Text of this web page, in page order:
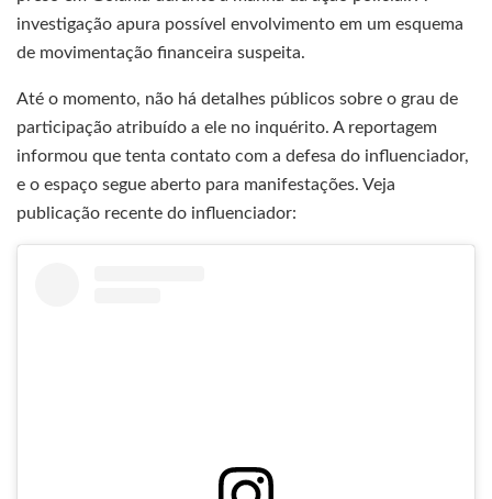
investigação apura possível envolvimento em um esquema
de movimentação financeira suspeita.
Até o momento, não há detalhes públicos sobre o grau de
participação atribuído a ele no inquérito. A reportagem
informou que tenta contato com a defesa do influenciador,
e o espaço segue aberto para manifestações. Veja
publicação recente do influenciador: